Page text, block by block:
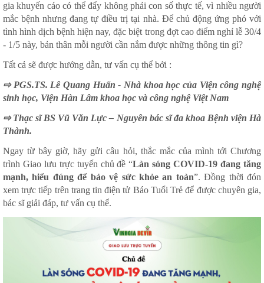
gia khuyến cáo có thể đẩy không phải con số thực tế, vì nhiều người
mắc bệnh nhưng đang tự điều trị tại nhà. Để chủ động ứng phó với
tình hình dịch bệnh hiện nay, đặc biệt trong đợt cao điểm nghỉ lễ 30/4
- 1/5 này, bản thân mỗi người cần nắm được những thông tin gì?
Tất cả sẽ được hướng dẫn, tư vấn cụ thể bởi :
⇨ PGS.TS. Lê Quang Huấn - Nhà khoa học của Viện công nghệ
sinh học, Viện Hàn Lâm khoa học và công nghệ Việt Nam
⇨ Thạc sĩ BS Vũ Văn Lực – Nguyên bác sĩ đa khoa Bệnh viện Hà
Thành.
Ngay từ bây giờ, hãy gửi câu hỏi, thắc mắc của mình tới Chương
trình Giao lưu trực tuyến chủ đề “Làn sóng COVID-19 đang tăng
mạnh, hiểu đúng để bảo vệ sức khỏe an toàn”. Đồng thời đón
xem trực tiếp trên trang tin điện tử Báo Tuổi Trẻ để được chuyên gia,
bác sĩ giải đáp, tư vấn cụ thể.